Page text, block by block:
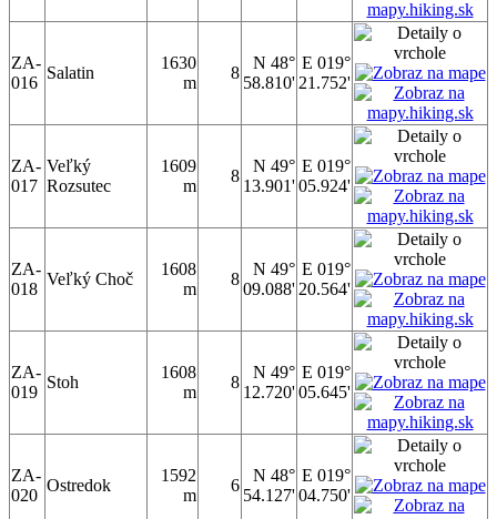
ZA-
016
Salatin
1630
m
8
N 48°
58.810'
E 019°
21.752'
ZA-
017
Veľký
Rozsutec
1609
m
8
N 49°
13.901'
E 019°
05.924'
ZA-
018
Veľký Choč
1608
m
8
N 49°
09.088'
E 019°
20.564'
ZA-
019
Stoh
1608
m
8
N 49°
12.720'
E 019°
05.645'
ZA-
020
Ostredok
1592
m
6
N 48°
54.127'
E 019°
04.750'